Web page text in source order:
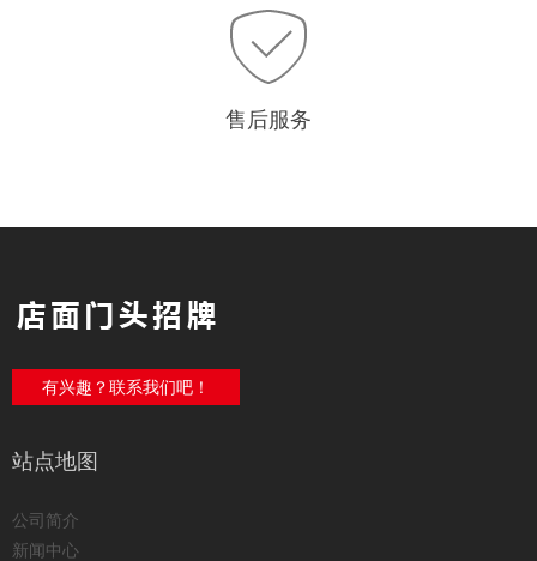
售后服务
有兴趣？联系我们吧！
站点地图
公司简介
新闻中心